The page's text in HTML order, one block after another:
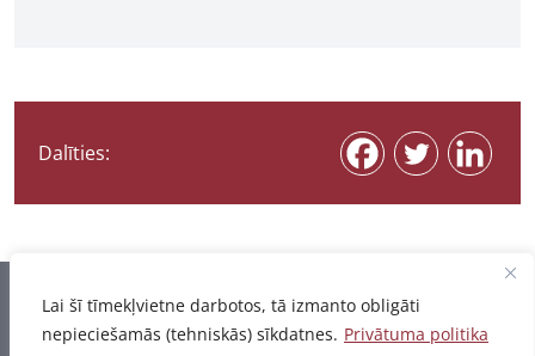
Lai šī tīmekļvietne darbotos, tā izmanto obligāti
nepieciešamās (tehniskās) sīkdatnes. Privātuma politika
Dalīties:
Informācija pēdējo reizi atjaunota 07.08.2026